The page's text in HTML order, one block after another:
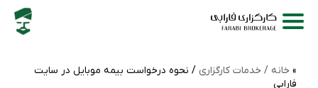
خانه / خدمات کارگزاری / نحوه درخواست بیمه موبایل در سایت
فارابی